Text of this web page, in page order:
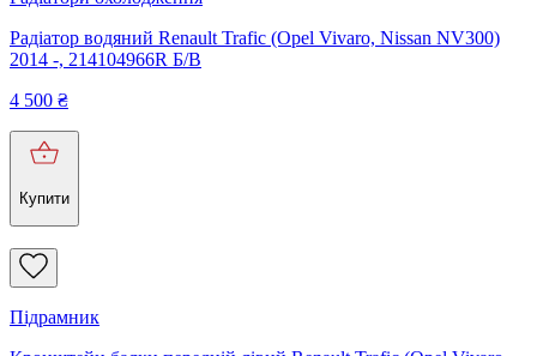
Радіатор водяний Renault Trafic (Opel Vivaro, Nissan NV300)
2014 -, 214104966R Б/В
4 500 ₴
Купити
Підрамник